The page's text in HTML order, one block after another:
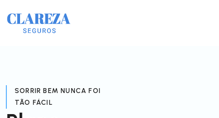
SORRIR BEM NUNCA FOI
TÃO FÁCIL